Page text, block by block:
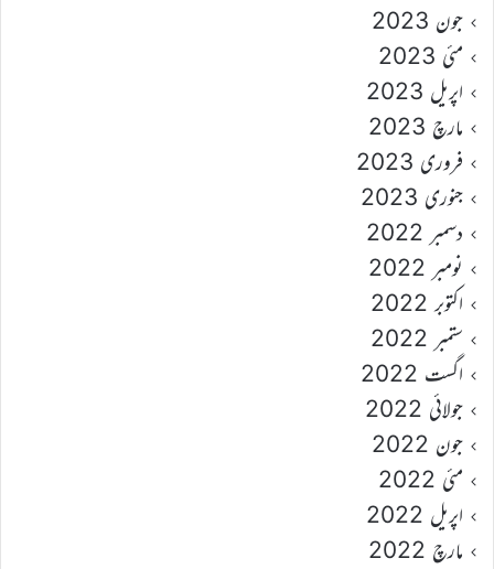
جون 2023
مئی 2023
اپریل 2023
مارچ 2023
فروری 2023
جنوری 2023
دسمبر 2022
نومبر 2022
اکتوبر 2022
ستمبر 2022
اگست 2022
جولائی 2022
جون 2022
مئی 2022
اپریل 2022
مارچ 2022